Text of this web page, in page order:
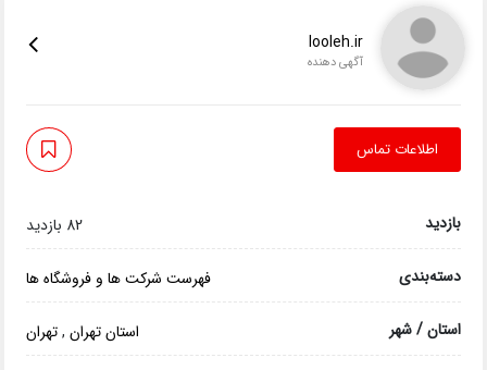
looleh.ir
آگهی دهنده
اطلاعات تماس
بازدید 82 بازدید
دسته‌بندی فهرست شرکت ها و فروشگاه ها
استان / شهر استان تهران,تهران